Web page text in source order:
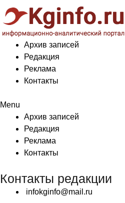
Архив записей
Редакция
Реклама
Контакты
Menu
Архив записей
Редакция
Реклама
Контакты
Контакты редакции
infokginfo@mail.ru